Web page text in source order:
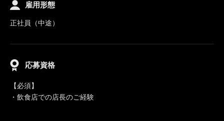
雇用形態
正社員（中途）
応募資格
【必須】
・飲食店での店長のご経験